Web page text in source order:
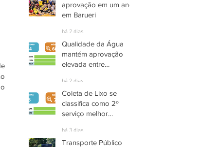
aprovação em um ano
em Barueri
há 2 dias
Qualidade da Água
mantém aprovação
elevada entre
há 2 dias
Coleta de Lixo se
classifica como 2º
serviço melhor
de Parnaíba
há 3 dias
Transporte Público